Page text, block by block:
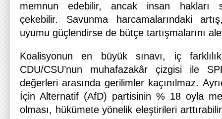
memnun edebilir, ancak insan hakları
çekebilir. Savunma harcamalarındaki
uyumu güçlendirse de bütçe tartışmalarını
Koalisyonun en büyük sınavı, iç
CDU/CSU’nun muhafazakâr çizgisi ile
değerleri arasında gerilimler kaçınılmaz.
İçin Alternatif (AfD) partisinin % 18 oyla
olması, hükümete yönelik eleştirileri